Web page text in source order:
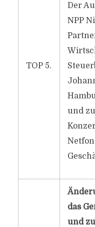
TOP 5.
Der
NPP
und
das
und